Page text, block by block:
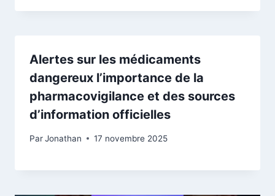
Alertes sur les médicaments
dangereux l’importance de la
pharmacovigilance et des sources
d’information officielles
ParJonathan 17 novembre 2025